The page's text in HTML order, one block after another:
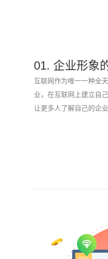
01. 企业形象
互联网作为唯一一种全
业，在互联网上建立自
让更多人了解自己的企